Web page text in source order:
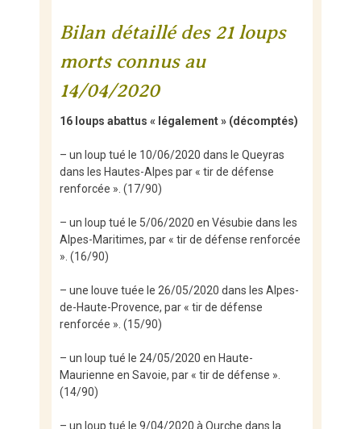
Bilan détaillé des 21 loups
morts connus au
14/04/2020
16 loups abattus « légalement » (décomptés)
– un loup tué le 10/06/2020 dans le Queyras
dans les Hautes-Alpes par « tir de défense
renforcée ». (17/90)
– un loup tué le 5/06/2020 en Vésubie dans les
Alpes-Maritimes, par « tir de défense renforcée
». (16/90)
– une louve tuée le 26/05/2020 dans les Alpes-
de-Haute-Provence, par « tir de défense
renforcée ». (15/90)
– un loup tué le 24/05/2020 en Haute-
Maurienne en Savoie, par « tir de défense ».
(14/90)
– un loup tué le 9/04/2020 à Ourche dans la